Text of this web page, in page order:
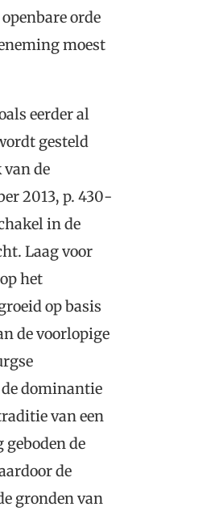
orde
moest
eerder al
gesteld
de
2013, p. 430-
in de
Laag voor
het
op basis
de voorlopige
dominantie
van een
de
de
gronden van